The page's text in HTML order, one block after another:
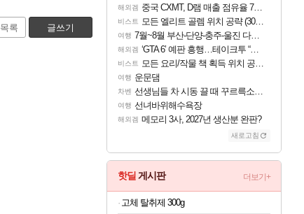
목록 글쓰기
해외겜 중국 CXMT, D램 매출 점유율 7%…글로벌 4위로 부상
비스트 모든 엘리트 골렘 위치 공략 (30개) - 방랑 결투가
여행 7월~8월 부산-단양-충주-울진 다녀왔어요~
해외겜 ‘GTA 6’ 예판 흥행…테이크투 “내부 예상 크게 넘어”
비스트 모든 요리/작물 책 획득 위치 공략 (36개) - 미식가 도전과제
여행 운문댐
차벤 선생님들 차 시동 끌 때 꾸르륵소리나는데
여행 선녀바위해수욕장
해외겜 메모리 3사, 2027년 생산분 완판?
새로고침
핫딜 게시판 더보기+
고체 탈취제 300g